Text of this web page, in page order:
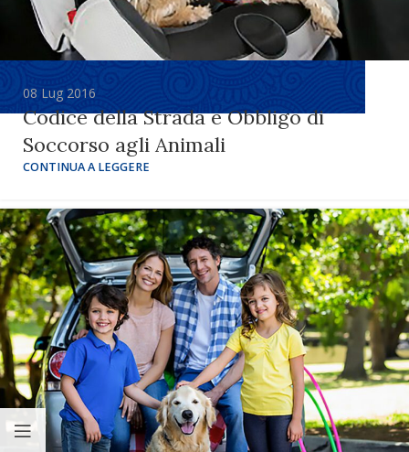
08 Lug 2016
Codice della Strada e Obbligo di
Soccorso agli Animali
CONTINUA A LEGGERE